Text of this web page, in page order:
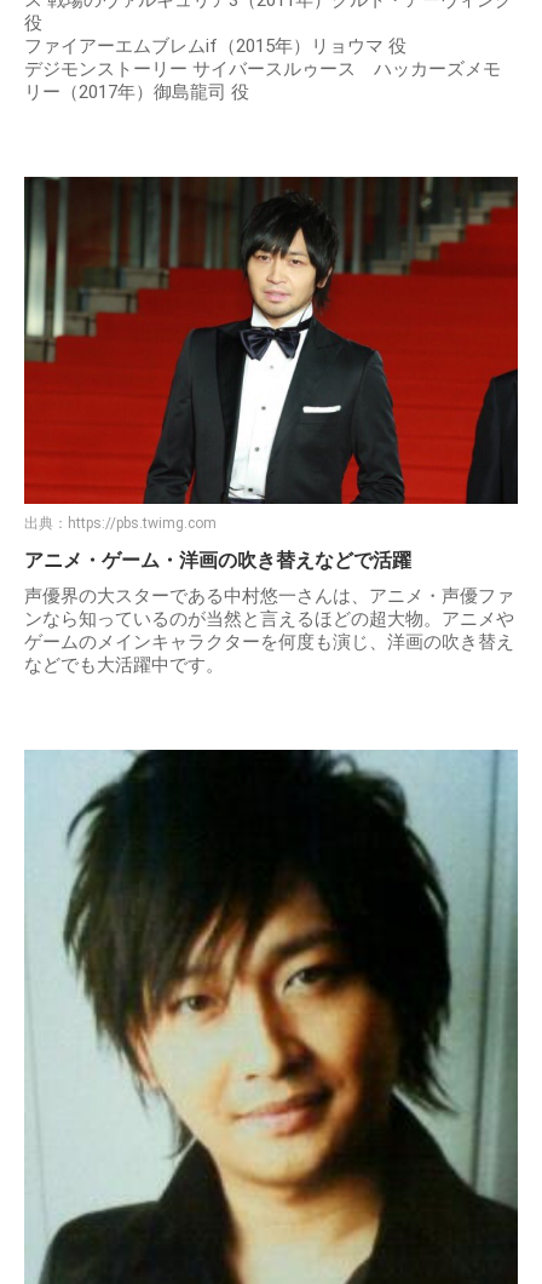
役
ファイアーエムブレムif（2015年）リョウマ 役
デジモンストーリー サイバースルゥース ハッカーズメモ
リー（2017年）御島龍司 役
出典： https://pbs.twimg.com
アニメ・ゲーム・洋画の吹き替えなどで活躍
声優界の大スターである中村悠一さんは、アニメ・声優ファ
ンなら知っているのが当然と言えるほどの超大物。アニメや
ゲームのメインキャラクターを何度も演じ、洋画の吹き替え
などでも大活躍中です。